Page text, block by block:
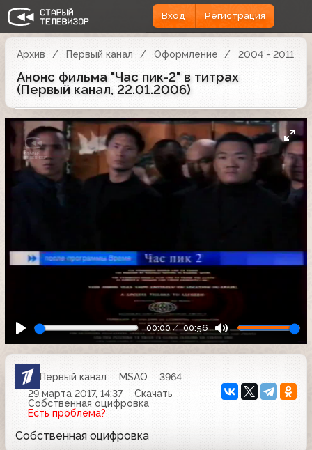
Вход Регистрация
Архив Первый канал Оформление 2004 - 2011
Анонс фильма "Час пик-2" в титрах
(Первый канал, 22.01.2006)
00:00 00:56
Первый канал MSAO
3964
29 марта 2017, 14:37
Скачать
Собственная оцифровка
Есть проблема?
Собственная оцифровка